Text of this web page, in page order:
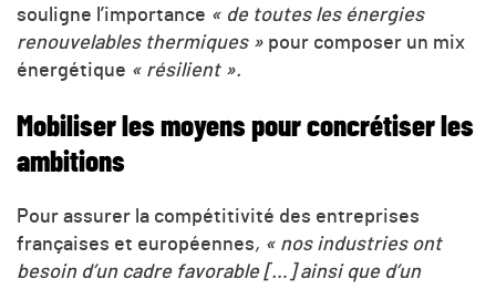
souligne l’importance « de toutes les énergies
renouvelables thermiques » pour composer un mix
énergétique « résilient ».
Mobiliser les moyens pour concrétiser les
ambitions
Pour assurer la compétitivité des entreprises
françaises et européennes, « nos industries ont
besoin d’un cadre favorable […] ainsi que d’un